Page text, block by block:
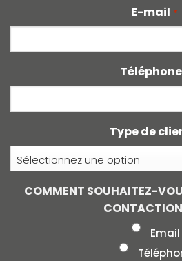
E-mail *
Téléphone
Type de
COMMENT SOUHAITEZ-
Email